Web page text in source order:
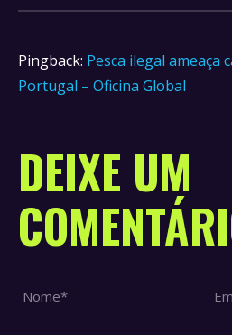
Pingback: Pesca ilegal ameaça
Portugal – Oficina Global
DEIXE UM
Nome *